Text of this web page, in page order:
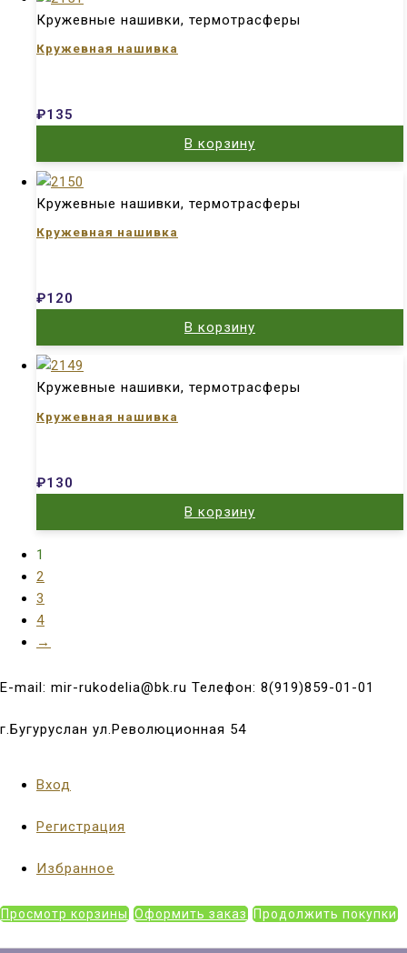
Кружевные нашивки, термотрасферы
Кружевная нашивка
₽135
В корзину
Кружевные нашивки, термотрасферы
Кружевная нашивка
₽120
В корзину
Кружевные нашивки, термотрасферы
Кружевная нашивка
₽130
В корзину
1
2
3
4
→
E-mail: mir-rukodelia@bk.ru Телефон: 8(919)859-01-01
г.Бугуруслан ул.Революционная 54
Вход
Регистрация
Избранное
Просмотр корзины Оформить заказ Продолжить покупки